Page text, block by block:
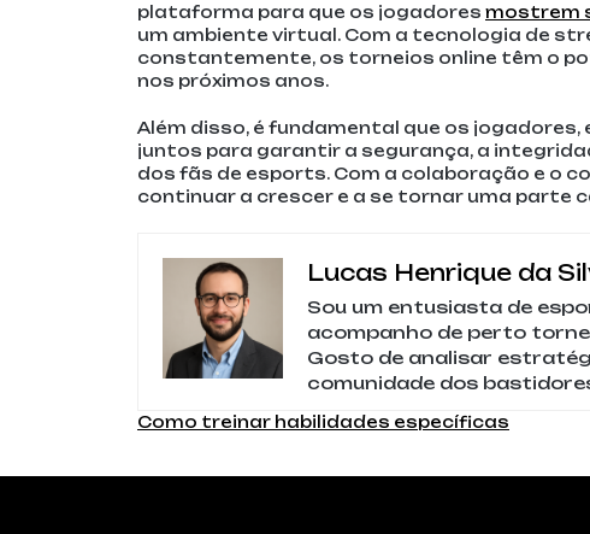
plataforma para que os jogadores mostrem
um ambiente virtual. Com a tecnologia de
constantemente, os torneios online têm o
nos próximos anos.
Além disso, é fundamental que os
juntos para garantir a segurança, a
dos fãs de esports. Com a colaboração e o
continuar a crescer e a se tornar uma parte
Lucas Henrique da
Sou um entusiasta de
acompanho de perto
Gosto de analisar
comunidade dos
Navegação
de
Como treinar habilidades específicas